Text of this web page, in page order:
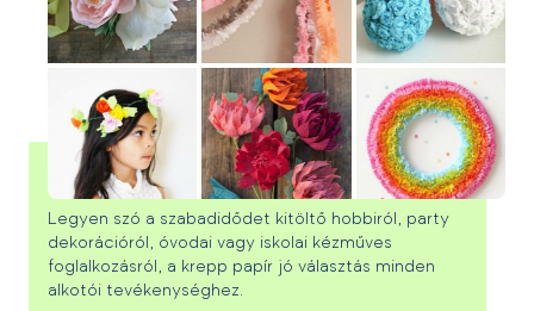
A krepp papír 50 árnyalata
Legyen szó a szabadidődet kitöltő hobbiról, party
dekorációról, óvodai vagy iskolai kézműves
foglalkozásról, a krepp papír jó választás minden
alkotói tevékenységhez.